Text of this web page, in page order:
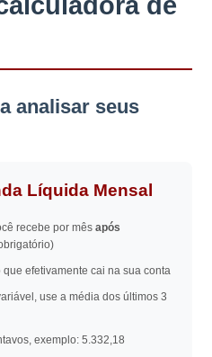
analisar seus
Líquida Mensal
recebe por mêsapós
efetivamente cai na sua conta
use a média dos últimos 3
exemplo: 5.332,18